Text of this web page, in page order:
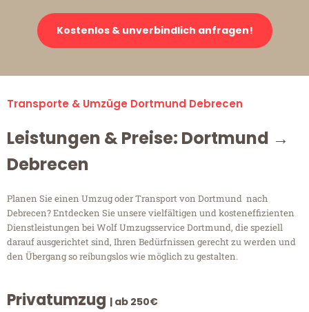
Kostenlos & unverbindlich anfragen!
Transporte & Umzüge Dortmund Debrecen
Leistungen & Preise: Dortmund →
Debrecen
Planen Sie einen Umzug oder Transport von Dortmund nach
Debrecen? Entdecken Sie unsere vielfältigen und kosteneffizienten
Dienstleistungen bei Wolf Umzugsservice Dortmund, die speziell
darauf ausgerichtet sind, Ihren Bedürfnissen gerecht zu werden und
den Übergang so reibungslos wie möglich zu gestalten.
Privatumzug | ab 250€